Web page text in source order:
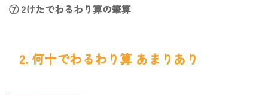
⑦ 2けたでわるわり算の筆算
2. 何十でわるわり算 あまりあり